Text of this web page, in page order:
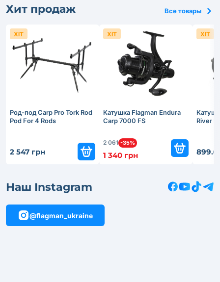
Хит продаж Все товары
Род-под Carp Pro Tork Rod
Pod For 4 Rods
2 547 грн
ХІТ
Катушка Flagman Endura
Carp 7000 FS
2 061 -35%
1 340 грн
ХІТ
River
899.6
ХІТ
Наш Instagram
@flagman_ukraine